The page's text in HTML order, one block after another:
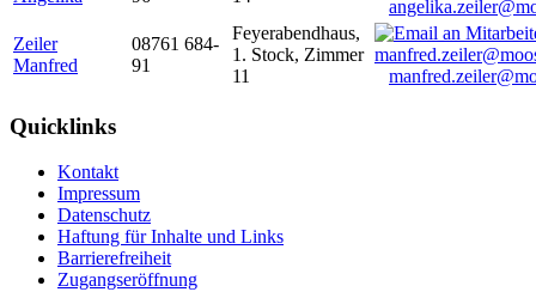
Zeiler
Manfred
08761 684-
91
Feyerabendhaus,
1. Stock, Zimmer
11
Quicklinks
Kontakt
Impressum
Datenschutz
Haftung für Inhalte und Links
Barrierefreiheit
Zugangseröffnung